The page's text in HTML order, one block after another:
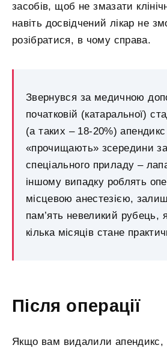
засобів, щоб не змазати
навіть досвідчений лікар не
розібратися, в чому справа.
Звернувся за медичною
початковій (катаральної)
(а таких – 18-20%)
«прочищають» зсередини
спеціального приладу –
іншому випадку роблять
місцевою анестезією,
пам’ять невеликий рубець,
кілька місяців стане
Після операції
Якщо вам видалили апендикс,